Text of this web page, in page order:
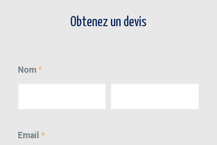
Obtenez un devis
Nom *
Email *